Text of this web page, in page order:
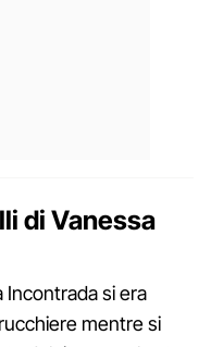
di Vanessa
Incontrada si era
mentre si